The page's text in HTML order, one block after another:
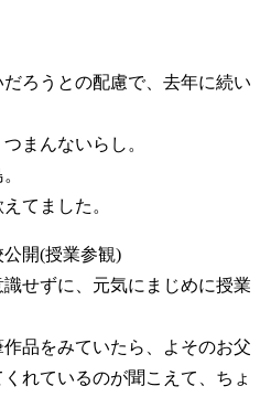
ろうとの配慮で、去年に続い
まんないらし。
てました。
開(授業参観)
せずに、元気にまじめに授業
品をみていたら、よそのお父
れているのが聞こえて、ちょ